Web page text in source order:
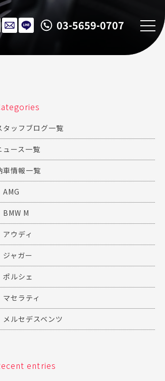
03-5659-0707
タッフブログ一覧
ュース一覧
車情報一覧
AMG
BMW M
アウディ
ジャガー
ポルシェ
マセラティ
メルセデスベンツ
entries